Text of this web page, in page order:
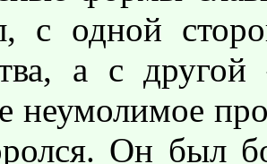
с одной
а с
неумолимое
Он был